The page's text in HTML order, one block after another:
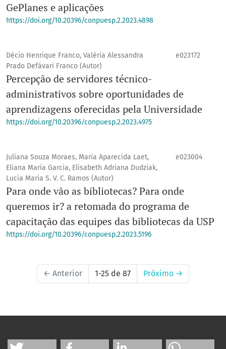
GePlanes e aplicações
https://doi.org/10.20396/conpuesp.2.2023.4898
Décio Henrique Franco, Valéria Alessandra
Prado Defávari Franco (Autor)
e023172
Percepção de servidores técnico-
administrativos sobre oportunidades de
aprendizagens oferecidas pela Universidade
https://doi.org/10.20396/conpuesp.2.2023.4975
Juliana Souza Moraes, Maria Aparecida Laet,
Eliana Maria Garcia, Elisabeth Adriana Dudziak,
Lucia Maria S. V. C. Ramos (Autor)
e023004
Para onde vão as bibliotecas? Para onde
queremos ir? a retomada do programa de
capacitação das equipes das bibliotecas da USP
https://doi.org/10.20396/conpuesp.2.2023.5196
← Anterior 1-25 de 87 Próximo →